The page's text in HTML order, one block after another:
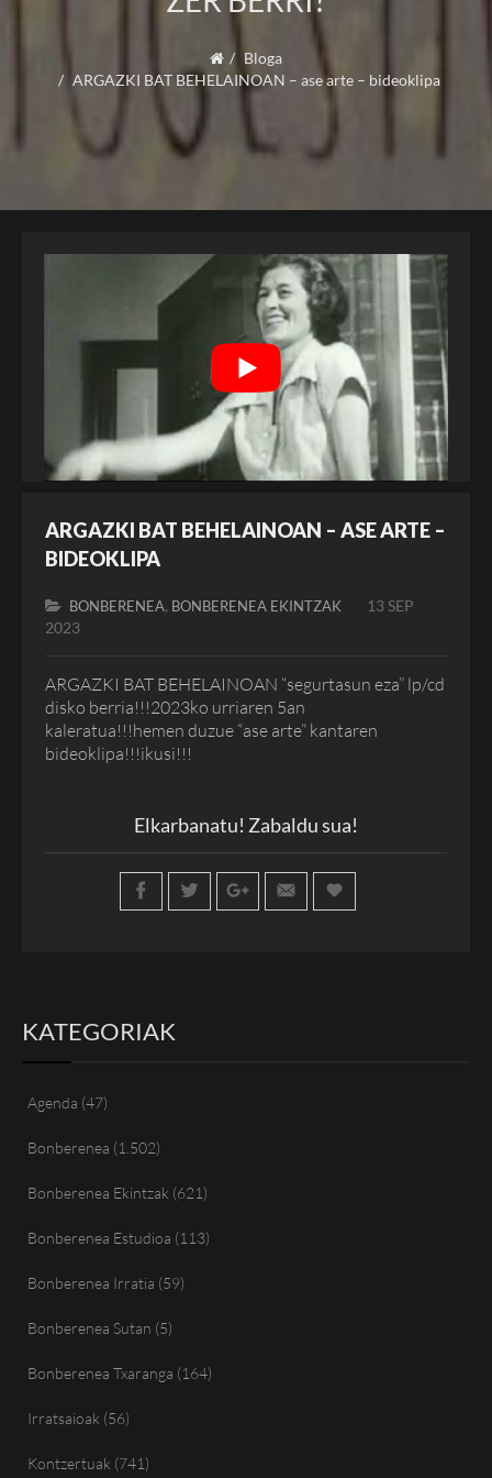
Bloga
ARGAZKI BAT BEHELAINOAN – ase arte – bideoklipa
ARGAZKI BAT BEHELAINOAN – ASE ARTE –
BIDEOKLIPA
BONBERENEA, BONBERENEA EKINTZAK
13 SEP
2023
ARGAZKI BAT BEHELAINOAN “segurtasun eza” lp/cd
disko berria!!!2023ko urriaren 5an
kaleratua!!!hemen duzue “ase arte” kantaren
bideoklipa!!!ikusi!!!
Elkarbanatu! Zabaldu sua!
KATEGORIAK
Agenda (47)
Bonberenea (1.502)
Bonberenea Ekintzak (621)
Bonberenea Estudioa (113)
Bonberenea Irratia (59)
Bonberenea Sutan (5)
Bonberenea Txaranga (164)
Irratsaioak (56)
Kontzertuak (741)